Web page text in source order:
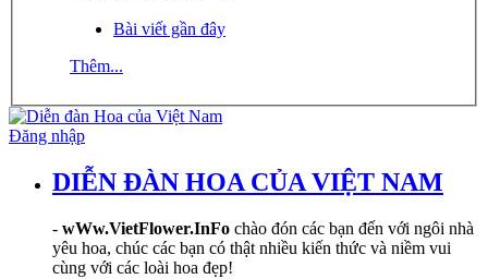
Bài viết gần đây
Thêm...
Đăng nhập
DIỄN ĐÀN HOA CỦA VIỆT NAM
- wWw.VietFlower.InFo chào đón các bạn đến với ngôi nhà
yêu hoa, chúc các bạn có thật nhiều kiến thức và niềm vui
cùng với các loài hoa đẹp!